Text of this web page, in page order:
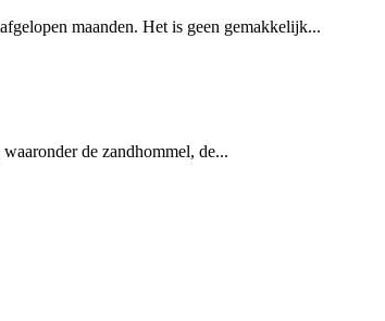
maanden. Het is geen gemakkelijk...
de zandhommel, de...